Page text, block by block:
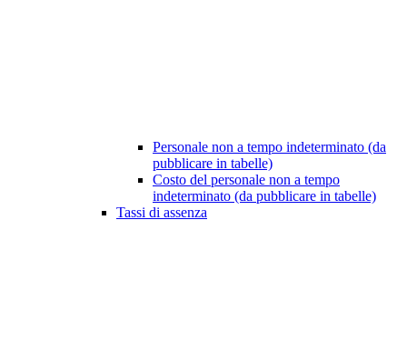
Personale non a tempo indeterminato (da
pubblicare in tabelle)
Costo del personale non a tempo
indeterminato (da pubblicare in tabelle)
Tassi di assenza